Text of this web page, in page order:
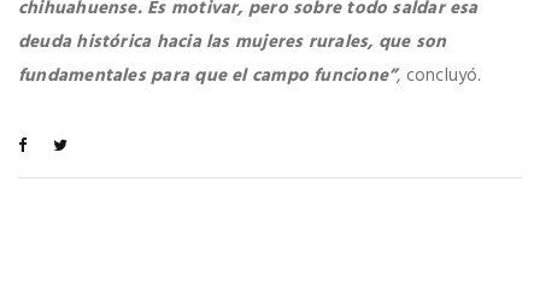
chihuahuense. Es motivar, pero sobre todo saldar esa
deuda histórica hacia las mujeres rurales, que son
fundamentales para que el campo funcione”, concluyó.